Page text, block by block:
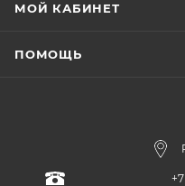
МОЙ КАБИНЕТ
ПОМОЩЬ